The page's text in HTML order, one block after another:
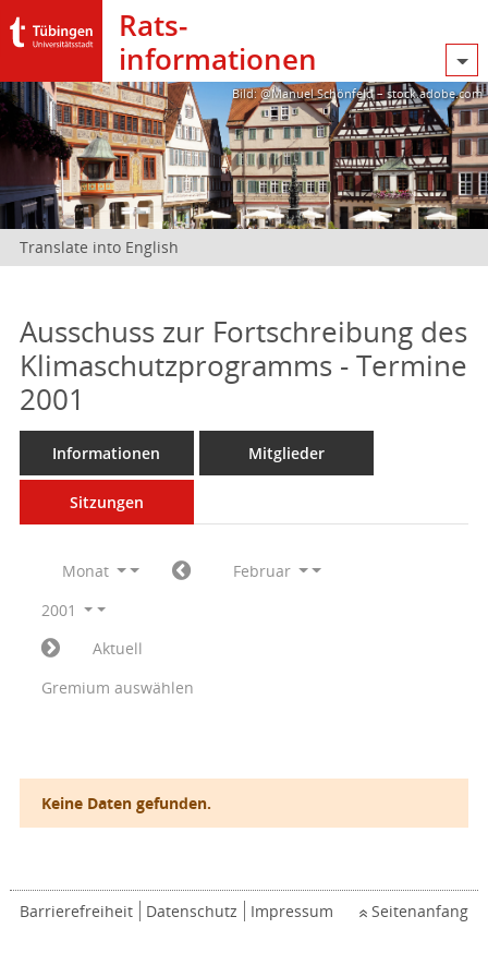
Rats­
informationen
Bild: @Manuel Schönfeld – stock.adobe.com
Translate into English
Ausschuss zur Fortschreibung des
Klimaschutzprogramms - Termine
2001
Informationen Mitglieder
Sitzungen
Monat
Februar
2001
Aktuell
Gremium auswählen
Keine Daten gefunden.
Barrierefreiheit Datenschutz Impressum Seitenanfang